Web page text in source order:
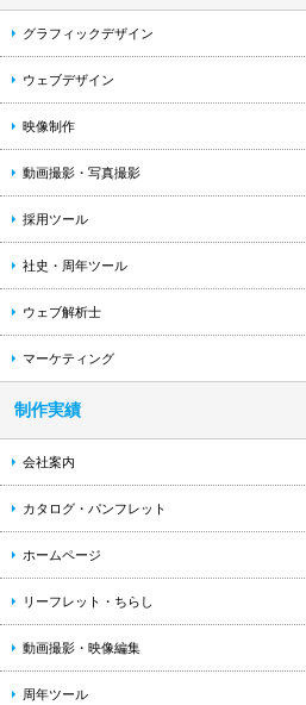
グラフィックデザイン
ウェブデザイン
映像制作
動画撮影・写真撮影
採用ツール
社史・周年ツール
ウェブ解析士
マーケティング
制作実績
会社案内
カタログ・パンフレット
ホームページ
リーフレット・ちらし
動画撮影・映像編集
周年ツール